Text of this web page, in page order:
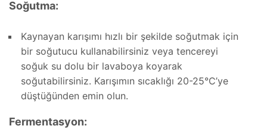
Soğutma:
Kaynayan karışımı hızlı bir şekilde soğutmak için
bir soğutucu kullanabilirsiniz veya tencereyi
soğuk su dolu bir lavaboya koyarak
soğutabilirsiniz. Karışımın sıcaklığı 20-25°C’ye
düştüğünden emin olun.
Fermentasyon: